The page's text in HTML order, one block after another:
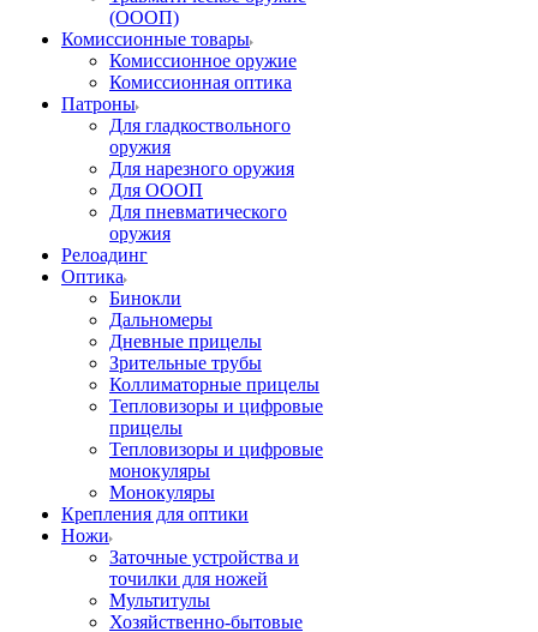
(ОООП)
Комиссионные товары
Комиссионное оружие
Комиссионная оптика
Патроны
Для гладкоствольного
оружия
Для нарезного оружия
Для ОООП
Для пневматического
оружия
Релоадинг
Оптика
Бинокли
Дальномеры
Дневные прицелы
Зрительные трубы
Коллиматорные прицелы
Тепловизоры и цифровые
прицелы
Тепловизоры и цифровые
монокуляры
Монокуляры
Крепления для оптики
Ножи
Заточные устройства и
точилки для ножей
Мультитулы
Хозяйственно-бытовые